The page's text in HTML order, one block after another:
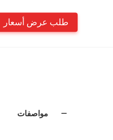
طلب عرض أسعار
مواصفات